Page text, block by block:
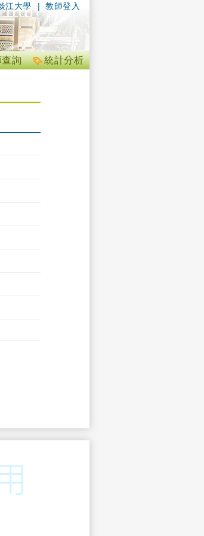
| 教師登入
江大學
統計分析
詢